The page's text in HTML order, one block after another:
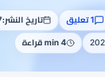
1 تعليق تاريخ النشر:17
4 min قراءة